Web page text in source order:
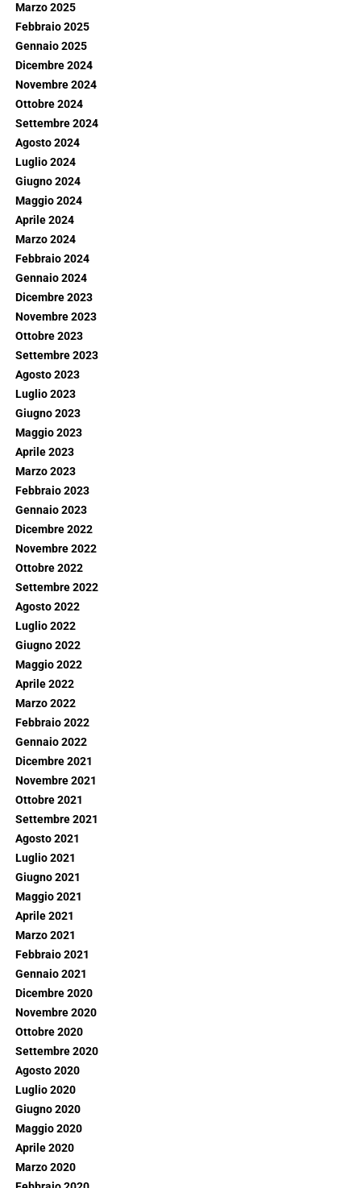
Marzo 2025
Febbraio 2025
Gennaio 2025
Dicembre 2024
Novembre 2024
Ottobre 2024
Settembre 2024
Agosto 2024
Luglio 2024
Giugno 2024
Maggio 2024
Aprile 2024
Marzo 2024
Febbraio 2024
Gennaio 2024
Dicembre 2023
Novembre 2023
Ottobre 2023
Settembre 2023
Agosto 2023
Luglio 2023
Giugno 2023
Maggio 2023
Aprile 2023
Marzo 2023
Febbraio 2023
Gennaio 2023
Dicembre 2022
Novembre 2022
Ottobre 2022
Settembre 2022
Agosto 2022
Luglio 2022
Giugno 2022
Maggio 2022
Aprile 2022
Marzo 2022
Febbraio 2022
Gennaio 2022
Dicembre 2021
Novembre 2021
Ottobre 2021
Settembre 2021
Agosto 2021
Luglio 2021
Giugno 2021
Maggio 2021
Aprile 2021
Marzo 2021
Febbraio 2021
Gennaio 2021
Dicembre 2020
Novembre 2020
Ottobre 2020
Settembre 2020
Agosto 2020
Luglio 2020
Giugno 2020
Maggio 2020
Aprile 2020
Marzo 2020